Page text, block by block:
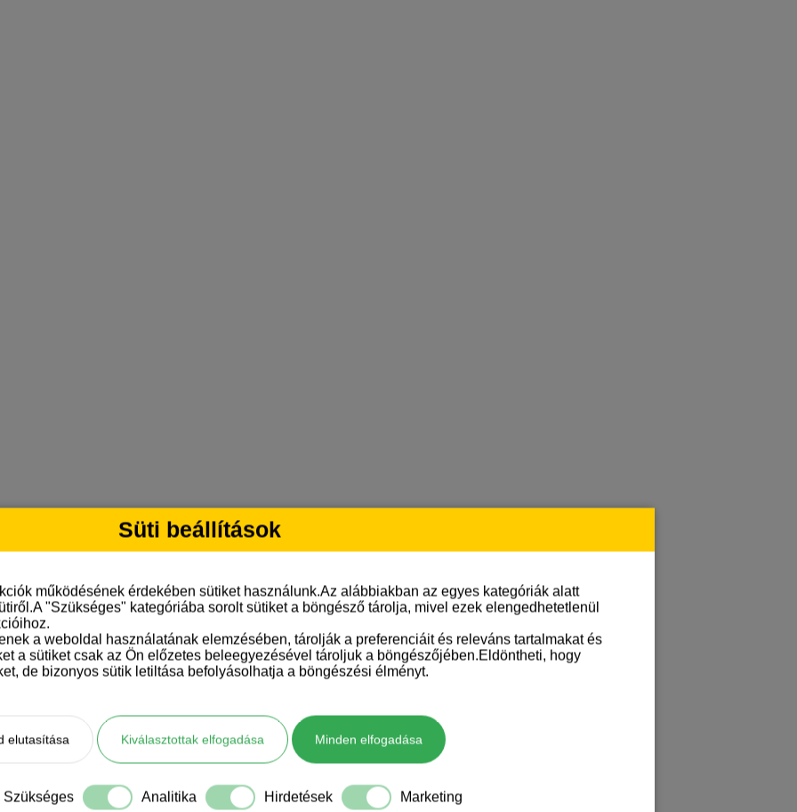
Süti beállítások
működésének érdekében sütiket használunk.Az alábbiakban az egyes kategóriák alatt
"Szükséges" kategóriába sorolt sütiket a böngésző tárolja, mivel ezek elengedhetetlenül
a weboldal használatának elemzésében, tárolják a preferenciáit és releváns tartalmakat és
a sütiket csak az Ön előzetes beleegyezésével tároljuk a böngészőjében.Eldöntheti, hogy
de bizonyos sütik letiltása befolyásolhatja a böngészési élményt.
elutasítása Kiválasztottak elfogadása Minden elfogadása
Szükséges Analitika Hirdetések Marketing